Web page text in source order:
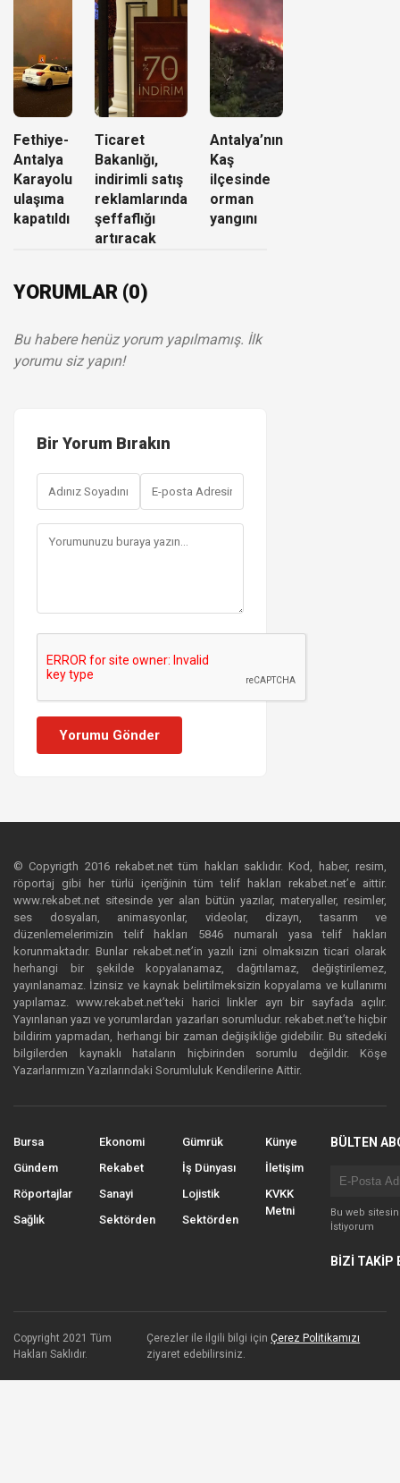
Fethiye-
Antalya
Karayolu
ulaşıma
kapatıldı
Ticaret
Bakanlığı,
indirimli satış
reklamlarında
şeffaflığı
artıracak
Antalya’nın
Kaş
ilçesinde
orman
yangını
YORUMLAR (0)
Bu habere henüz yorum yapılmamış. İlk
yorumu siz yapın!
Bir Yorum Bırakın
Yorumu Gönder
© Copyrigth 2016 rekabet.net tüm hakları saklıdır. Kod, haber, resim,
röportaj gibi her türlü içeriğinin tüm telif hakları rekabet.net’e aittir.
www.rekabet.net sitesinde yer alan bütün yazılar, materyaller, resimler,
ses dosyaları, animasyonlar, videolar, dizayn, tasarım ve
düzenlemelerimizin telif hakları 5846 numaralı yasa telif hakları
korunmaktadır. Bunlar rekabet.net’in yazılı izni olmaksızın ticari olarak
herhangi bir şekilde kopyalanamaz, dağıtılamaz, değiştirilemez,
yayınlanamaz. İzinsiz ve kaynak belirtilmeksizin kopyalama ve kullanımı
yapılamaz. www.rekabet.net’teki harici linkler ayrı bir sayfada açılır.
Yayınlanan yazı ve yorumlardan yazarları sorumludur. rekabet.net’te hiçbir
bildirim yapmadan, herhangi bir zaman değişikliğe gidebilir. Bu sitedeki
bilgilerden kaynaklı hataların hiçbirinden sorumlu değildir. Köşe
Yazarlarımızın Yazılarındaki Sorumluluk Kendilerine Aittir.
Bursa
Gündem
Röportajlar
Sağlık
Ekonomi
Rekabet
Sanayi
Sektörden
Gümrük
İş Dünyası
Lojistik
Sektörden
Künye
İletişim
KVKK
Metni
BÜLTEN
Bu web
İstiyorum
BİZİ TAKİP
Copyright 2021 Tüm
Hakları Saklıdır.
Çerezler ile ilgili bilgi içinÇerez Politikamızı
ziyaret edebilirsiniz.